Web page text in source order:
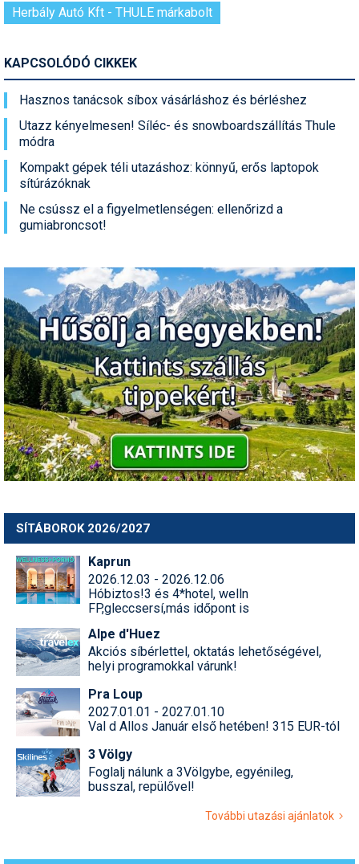
Herbály Autó Kft - THULE márkabolt
KAPCSOLÓDÓ CIKKEK
Hasznos tanácsok síbox vásárláshoz és bérléshez
Utazz kényelmesen! Síléc- és snowboardszállítás Thule
módra
Kompakt gépek téli utazáshoz: könnyű, erős laptopok
sítúrázóknak
Ne csússz el a figyelmetlenségen: ellenőrizd a
gumiabroncsot!
SÍTÁBOROK 2026/2027
Kaprun
2026.12.03 - 2026.12.06
Hóbiztos!3 és 4*hotel, welln
FP,gleccsersí,más időpont is
Alpe d'Huez
Akciós síbérlettel, oktatás lehetőségével,
helyi programokkal várunk!
Pra Loup
2027.01.01 - 2027.01.10
Val d Allos Január első hetében! 315 EUR-tól
3 Völgy
Foglalj nálunk a 3Völgybe, egyénileg,
busszal, repülővel!
További utazási ajánlatok